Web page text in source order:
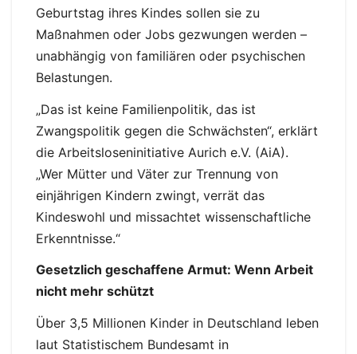
Geburtstag ihres Kindes sollen sie zu
Maßnahmen oder Jobs gezwungen werden –
unabhängig von familiären oder psychischen
Belastungen.
„Das ist keine Familienpolitik, das ist
Zwangspolitik gegen die Schwächsten“, erklärt
die Arbeitsloseninitiative Aurich e.V. (AiA).
„Wer Mütter und Väter zur Trennung von
einjährigen Kindern zwingt, verrät das
Kindeswohl und missachtet wissenschaftliche
Erkenntnisse.“
Gesetzlich geschaffene Armut: Wenn Arbeit
nicht mehr schützt
Über 3,5 Millionen Kinder in Deutschland leben
laut Statistischem Bundesamt in